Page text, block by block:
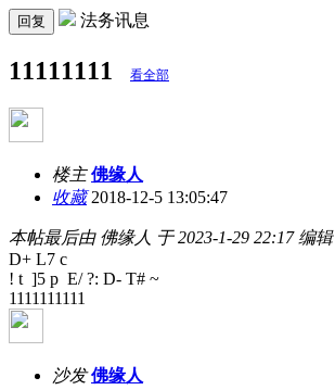
回复 法务讯息
11111111 看全部
楼主 佛缘人
收藏2018-12-5 13:05:47
本帖最后由 佛缘人 于 2023-1-29 22:17 编辑
D+ L7 c
! t ]5 p E/ ?: D- T# ~
1111111111
沙发 佛缘人